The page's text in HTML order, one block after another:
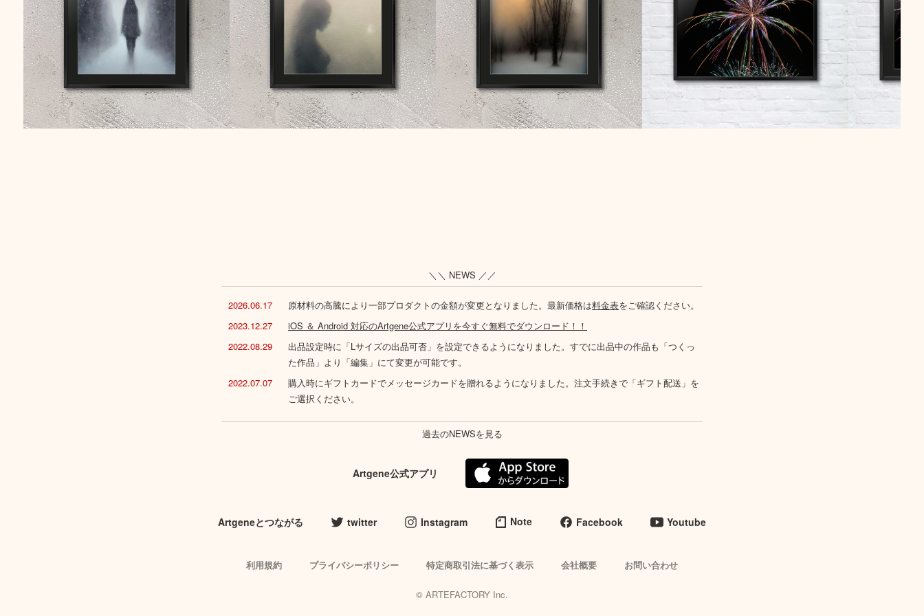
＼＼ NEWS ／／
2026.06.17 原材料の高騰により一部プロダクトの金額が変更となりました。最新価格は料金表をご確認ください。
2023.12.27
iOS ＆ Android 対応のArtgene公式アプリを今すぐ無料でダウンロード！！
2022.08.29
出品設定時に「Lサイズの出品可否」を設定できるようになりました。すでに出品中の作品も「つくっ
た作品」より「編集」にて変更が可能です。
2022.07.07
購入時にギフトカードでメッセージカードを贈れるようになりました。注文手続きで「ギフト配送」を
ご選択ください。
過去のNEWSを見る
Artgene公式アプリ
Artgeneとつながる twitter Instagram Note Facebook Youtube
利用規約 プライバシーポリシー 特定商取引法に基づく表示 会社概要 お問い合わせ
© ARTEFACTORY Inc.